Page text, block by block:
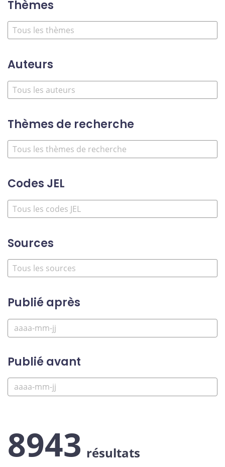
Thèmes
Auteurs
Thèmes de recherche
Codes JEL
Sources
Publié après
Publié avant
8943 résultats